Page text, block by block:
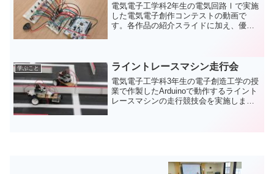
電気電子工学科2年生の電気回路Ⅰで実施
した電気電子創作コンテストの動画で
す。各作品の紹介スライドに加え、優秀
学ぶこと ライントレースマシン走行会
電気電子工学科3年生の電子創造工学の授
業で作製したArduinoで動作するライント
レースマシンの走行競技会を実施しまし